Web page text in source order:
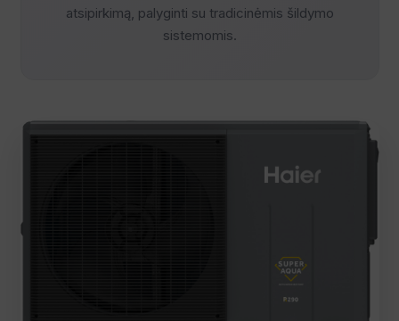
atsipirkimą, palyginti su tradicinėmis šildymo
sistemomis.